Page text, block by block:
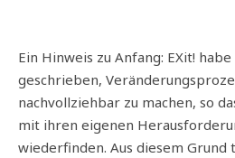
Ein Hinweis zu Anfang: EXit! habe ich auf die Fahne
geschrieben,
nachvollziehbar zu machen, so
mit ihren eigenen
wiederfinden. Aus diesem Grund